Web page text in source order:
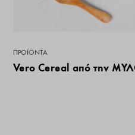
ΠΡΟΪΌΝΤΑ
Vero Cereal από την